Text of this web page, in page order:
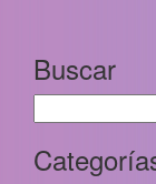
Buscar